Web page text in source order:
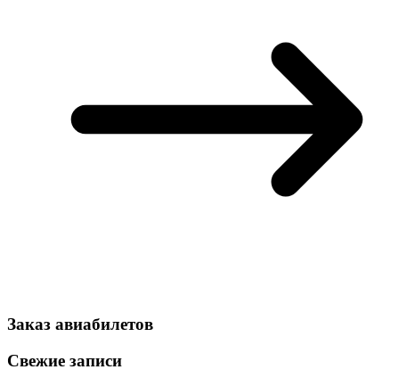
Заказ авиабилетов
Свежие записи